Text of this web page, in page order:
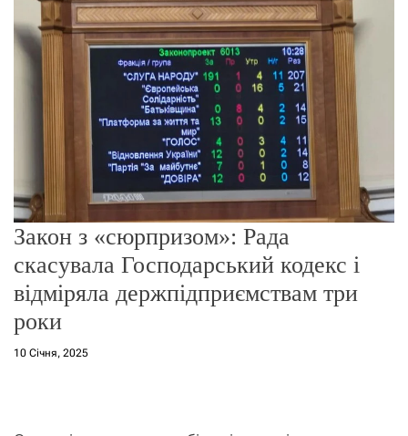
р
Закон з «сюрпризом»: Рада
скасувала Господарський кодекс і
відміряла держпідприємствам три
роки
10 Січня, 2025